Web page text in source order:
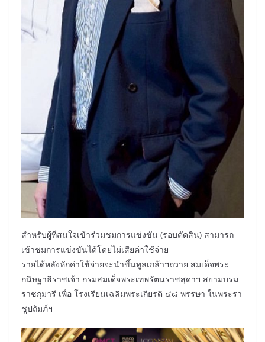
สำหรับผู้ที่สนใจเข้าร่วมชมการแข่งขัน (รอบตัดสิน) สามารถ
เข้าชมการแข่งขันได้โดยไม่เสียค่าใช้จ่าย
รายได้หลังหักค่าใช้จ่ายจะนำขึ้นทูลเกล้าฯถวาย สมเด็จพระ
กนิษฐาธิราชเจ้า กรมสมเด็จพระเทพรัตนราชสุดาฯ สยามบรม
ราชกุมารี เพื่อ โรงเรียนเฉลิมพระเกียรติ ๔๘ พรรษา ในพระรา
ชูปถัมภ์ฯ